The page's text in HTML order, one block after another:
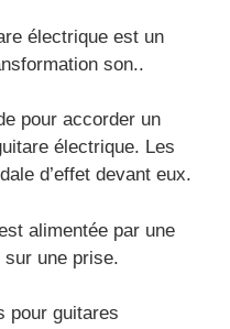
électrique est un
son..
pour accorder un
électrique. Les
d’effet devant eux.
alimentée par une
sur une prise.
pour guitares